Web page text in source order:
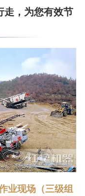
走，为您有效节
业现场（三级组